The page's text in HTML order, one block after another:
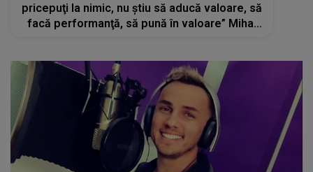
pricepuţi la nimic, nu ştiu să aducă valoare, să
facă performanţă, să pună în valoare” Mihai